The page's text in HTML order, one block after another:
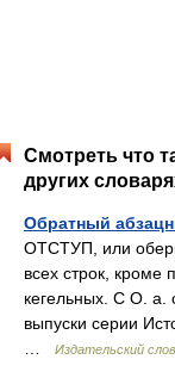
Смотреть что
других
Обратный
ОТСТУП, или
всех строк, кроме
кегельных. С О. а.
выпуски серии
Издательский